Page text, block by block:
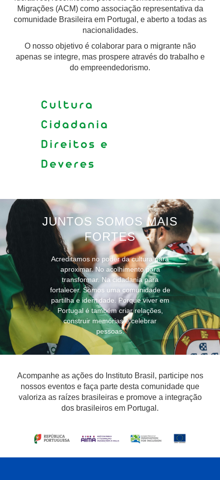
Migrações (ACM) como associação representativa da
comunidade Brasileira em Portugal, e aberto a todas as
nacionalidades.
O nosso objetivo é colaborar para o migrante não
apenas se integre, mas prospere através do trabalho e
do empreendedorismo.
JUNTOS SOMOS MAIS
FORTES
Acreditamos no poder da cultura para
aproximar. No acolhimento para
transformar. Na cidadania para
fortalecer. Somos uma comunidade de
partilha e identidade. Porque viver em
Portugal é também criar relações,
construir memórias e celebrar
pessoas.
Acompanhe as ações do Instituto Brasil, participe nos
nossos eventos e faça parte desta comunidade que
valoriza as raízes brasileiras e promove a integração
dos brasileiros em Portugal.